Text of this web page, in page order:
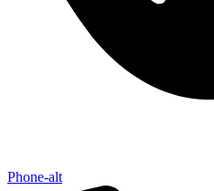
Phone-alt